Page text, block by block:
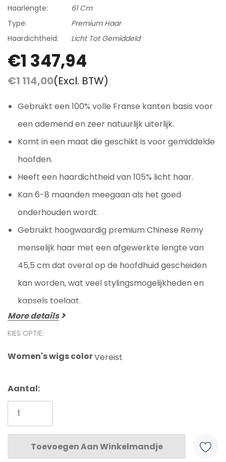
Haarlengte:
61 Cm
Type:
Premium Haar
Haardichtheid:
Licht Tot Gemiddeld
€1 347,94
€1 114,00(Excl. BTW)
Gebruikt een 100% volle Franse kanten basis voor
een ademend en zeer natuurlijk uiterlijk.
Komt in een maat die geschikt is voor gemiddelde
hoofden.
Heeft een haardichtheid van 105% licht haar.
Kan 6-8 maanden meegaan als het goed
onderhouden wordt.
Gebruikt hoogwaardig premium Chinese Remy
menselijk haar met een afgewerkte lengte van
45,5 cm dat overal op de hoofdhuid gescheiden
kan worden, wat veel stylingsmogelijkheden en
kapsels toelaat.
More details
KIES OPTIE:
Women's wigs colorVereist
Huidige
voorraad:
Aantal: